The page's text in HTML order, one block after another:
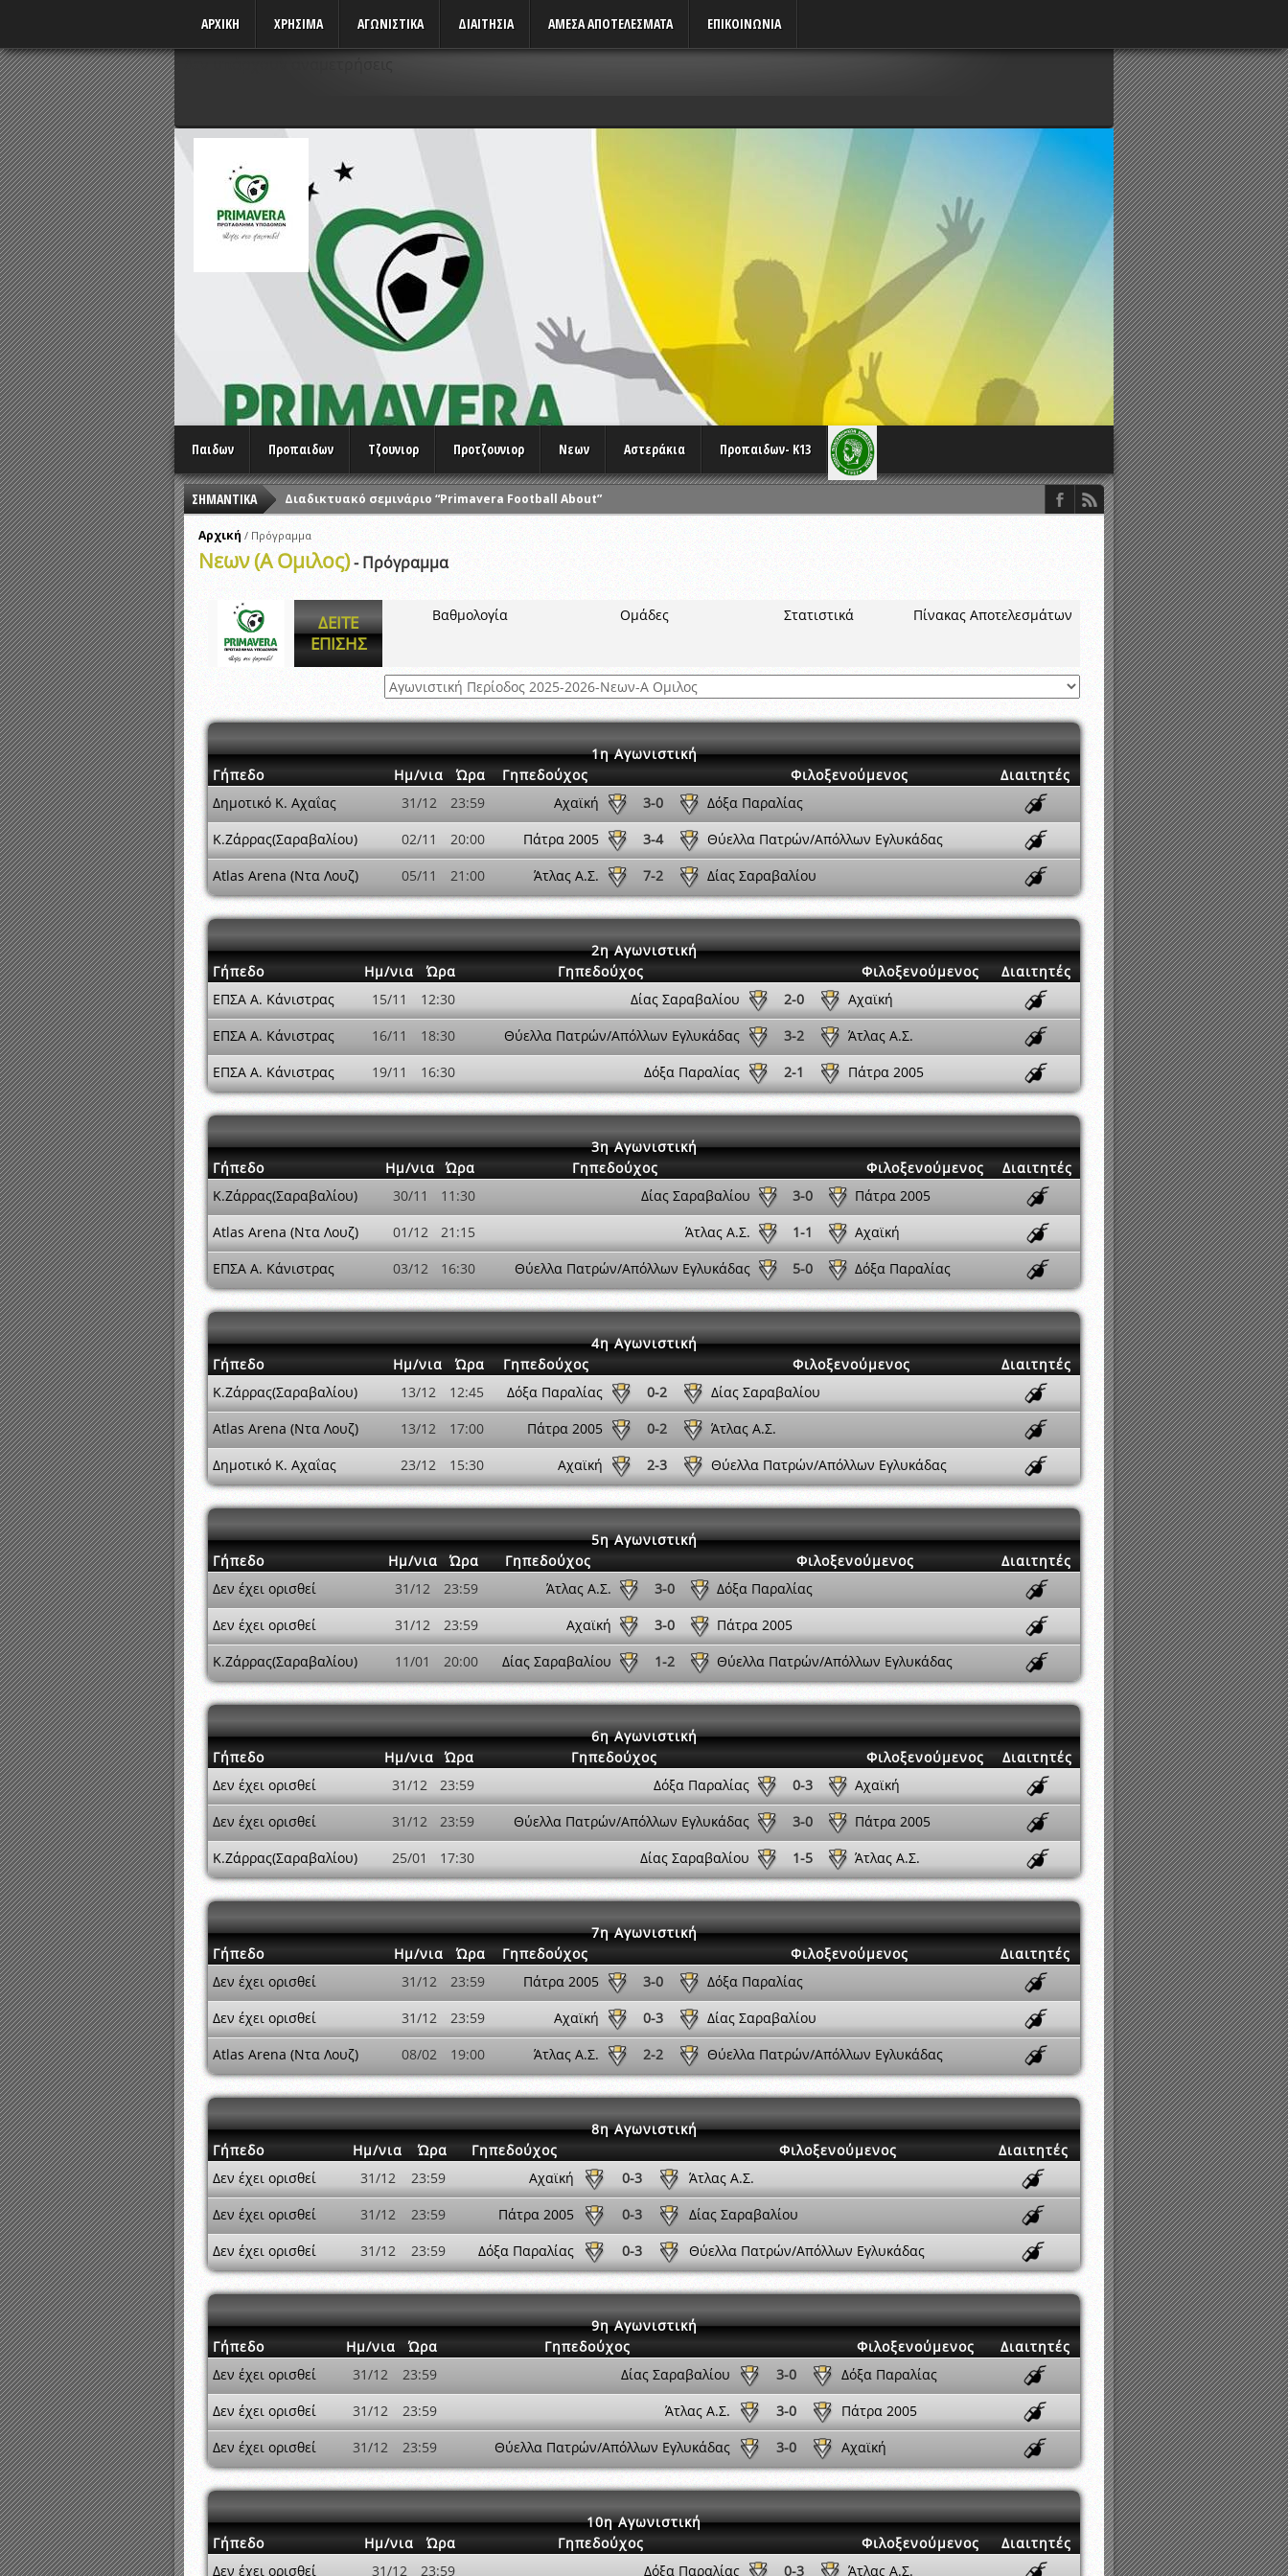
ΑΡΧΙΚΗ ΧΡΗΣΙΜΑ ΑΓΩΝΙΣΤΙΚΆ ΔΙΑΙΤΗΣΙΑ ΑΜΕΣΑ ΑΠΟΤΕΛΕΣΜΑΤΑ ΕΠΙΚΟΙΝΩΝΙΑ
Παιδων Προπαιδων Τζουνιορ Προτζουνιορ Νεων Αστεράκια Προπαιδων- K13
ΣΗΜΑΝΤΙΚΑ
Διαδικτυακό σεμινάριο “Primavera Football About”
ΦΕΣΤΙΒΑΛ ΑΘΛΗΤΙΚΩΝ ΑΚΑΔΗΜΙΩΝ ΟΠΑΠ
Εορταστικές εκδηλώσεις σε συνεργασία με την ΠΑΕ Παναχαϊκή
ΠΡΟΓΡΑΜΜΑ ΤΕΧΝΟΜΕΤΡΙΑΣ ATHLOMETRIX
Αναβολή αγώνων λόγω καιρικών συνθηκών
Ώρες έναρξης αγώνων Πρωταθλημάτων
Αρχική / Πρόγραμμα
Νεων (Α Ομιλος)- Πρόγραμμα
ΔΕΙΤΕ
ΕΠΙΣΗΣ
Βαθμολογία Ομάδες Στατιστικά Πίνακας Αποτελεσμάτων
1η Αγωνιστική
Γήπεδο
Ημ/νια Ώρα Γηπεδούχος Φιλοξενούμενος
Διαιτητές
Δημοτικό Κ. Αχαΐας
31/12 23:59 Αχαϊκή 3-0
Δόξα Παραλίας
Κ.Ζάρρας(Σαραβαλίου)
02/11 20:00 Πάτρα 2005 3-4
Θύελλα Πατρών/Απόλλων Εγλυκάδας
Atlas Arena (Ντα Λουζ)
05/11 21:00 Άτλας Α.Σ. 7-2 Δίας Σαραβαλίου
2η Αγωνιστική
Γήπεδο
Ημ/νια Ώρα Γηπεδούχος Φιλοξενούμενος
Διαιτητές
ΕΠΣΑ Α. Κάνιστρας
15/11 12:30 Δίας Σαραβαλίου 2-0
Αχαϊκή
ΕΠΣΑ Α. Κάνιστρας
16/11 18:30 Θύελλα Πατρών/Απόλλων Εγλυκάδας 3-2
Άτλας Α.Σ.
ΕΠΣΑ Α. Κάνιστρας
19/11 16:30 Δόξα Παραλίας 2-1 Πάτρα 2005
3η Αγωνιστική
Γήπεδο
Ημ/νια Ώρα Γηπεδούχος Φιλοξενούμενος
Διαιτητές
Κ.Ζάρρας(Σαραβαλίου)
30/11 11:30 Δίας Σαραβαλίου 3-0
Πάτρα 2005
Atlas Arena (Ντα Λουζ)
01/12 21:15 Άτλας Α.Σ. 1-1
Αχαϊκή
ΕΠΣΑ Α. Κάνιστρας
03/12 16:30 Θύελλα Πατρών/Απόλλων Εγλυκάδας 5-0 Δόξα Παραλίας
4η Αγωνιστική
Γήπεδο
Ημ/νια Ώρα Γηπεδούχος Φιλοξενούμενος
Διαιτητές
Κ.Ζάρρας(Σαραβαλίου)
13/12 12:45 Δόξα Παραλίας 0-2
Δίας Σαραβαλίου
Atlas Arena (Ντα Λουζ)
13/12 17:00 Πάτρα 2005 0-2
Άτλας Α.Σ.
Δημοτικό Κ. Αχαΐας
23/12 15:30 Αχαϊκή 2-3 Θύελλα Πατρών/Απόλλων Εγλυκάδας
5η Αγωνιστική
Γήπεδο
Ημ/νια Ώρα Γηπεδούχος Φιλοξενούμενος
Διαιτητές
Δεν έχει ορισθεί
31/12 23:59 Άτλας Α.Σ. 3-0
Δόξα Παραλίας
Δεν έχει ορισθεί
31/12 23:59 Αχαϊκή 3-0
Πάτρα 2005
Κ.Ζάρρας(Σαραβαλίου)
11/01 20:00 Δίας Σαραβαλίου 1-2 Θύελλα Πατρών/Απόλλων Εγλυκάδας
6η Αγωνιστική
Γήπεδο
Ημ/νια Ώρα Γηπεδούχος Φιλοξενούμενος
Διαιτητές
Δεν έχει ορισθεί
31/12 23:59 Δόξα Παραλίας 0-3
Αχαϊκή
Δεν έχει ορισθεί
31/12 23:59 Θύελλα Πατρών/Απόλλων Εγλυκάδας 3-0
Πάτρα 2005
Κ.Ζάρρας(Σαραβαλίου)
25/01 17:30 Δίας Σαραβαλίου 1-5 Άτλας Α.Σ.
7η Αγωνιστική
Γήπεδο
Ημ/νια Ώρα Γηπεδούχος Φιλοξενούμενος
Διαιτητές
Δεν έχει ορισθεί
31/12 23:59 Πάτρα 2005 3-0
Δόξα Παραλίας
Δεν έχει ορισθεί
31/12 23:59 Αχαϊκή 0-3
Δίας Σαραβαλίου
Atlas Arena (Ντα Λουζ)
08/02 19:00 Άτλας Α.Σ. 2-2 Θύελλα Πατρών/Απόλλων Εγλυκάδας
8η Αγωνιστική
Γήπεδο
Ημ/νια Ώρα Γηπεδούχος Φιλοξενούμενος
Διαιτητές
Δεν έχει ορισθεί
31/12 23:59 Αχαϊκή 0-3
Άτλας Α.Σ.
Δεν έχει ορισθεί
31/12 23:59 Πάτρα 2005 0-3
Δίας Σαραβαλίου
Δεν έχει ορισθεί
31/12 23:59 Δόξα Παραλίας 0-3 Θύελλα Πατρών/Απόλλων Εγλυκάδας
9η Αγωνιστική
Γήπεδο
Ημ/νια Ώρα Γηπεδούχος Φιλοξενούμενος
Διαιτητές
Δεν έχει ορισθεί
31/12 23:59 Δίας Σαραβαλίου 3-0
Δόξα Παραλίας
Δεν έχει ορισθεί
31/12 23:59 Άτλας Α.Σ. 3-0
Πάτρα 2005
Δεν έχει ορισθεί
31/12 23:59 Θύελλα Πατρών/Απόλλων Εγλυκάδας 3-0 Αχαϊκή
10η Αγωνιστική
Γήπεδο
Ημ/νια Ώρα Γηπεδούχος Φιλοξενούμενος
Διαιτητές
Δεν έχει ορισθεί
31/12 23:59 Δόξα Παραλίας 0-3 Άτλας Α.Σ.